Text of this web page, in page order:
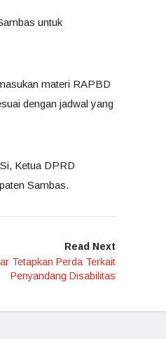
untuk
materi RAPBD
dengan jadwal yang
Ketua DPRD
Sambas.
Read Next
Tetapkan Perda Terkait
Penyandang Disabilitas